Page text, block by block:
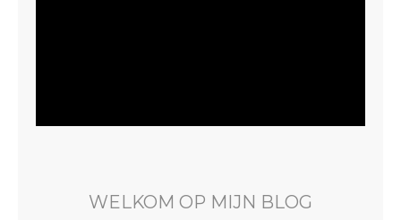
WELKOM OP MIJN BLOG